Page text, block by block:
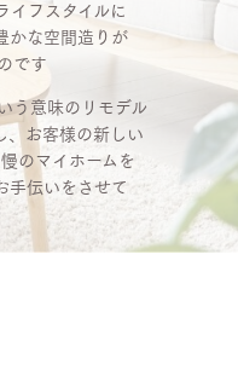
イフスタイルに
かな空間造りが
です
う意味のリモデル
、お客様の新しい
のマイホームを
手伝いをさせて